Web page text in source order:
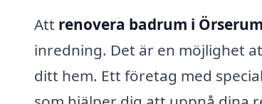
Att renovera badrum i Örserum
inredning. Det är en möjlighet
ditt hem. Ett företag med